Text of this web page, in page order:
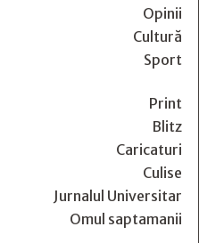
Opinii
Cultură
Sport
Print
Blitz
Caricaturi
Culise
Jurnalul Universitar
Omul saptamanii